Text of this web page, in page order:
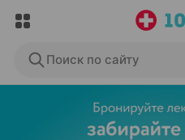
Поиск по сайту